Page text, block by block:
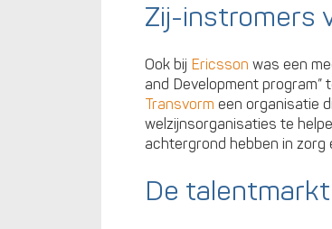
Zij-instromers
Ook bij Ericsson was een
and Development
Transvorm een organisatie
welzijnsorganisaties te
achtergrond hebben in zorg
De